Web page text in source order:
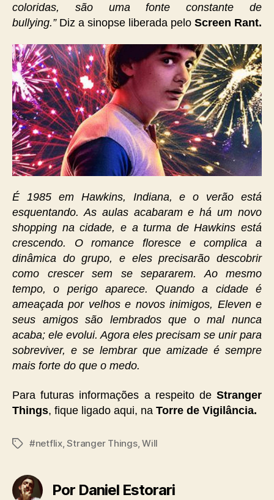
coloridas, são uma fonte constante de
bullying.” Diz a sinopse liberada pelo Screen Rant.
É 1985 em Hawkins, Indiana, e o verão está
esquentando. As aulas acabaram e há um novo
shopping na cidade, e a turma de Hawkins está
crescendo. O romance floresce e complica a
dinâmica do grupo, e eles precisarão descobrir
como crescer sem se separarem. Ao mesmo
tempo, o perigo aparece. Quando a cidade é
ameaçada por velhos e novos inimigos, Eleven e
seus amigos são lembrados que o mal nunca
acaba; ele evolui. Agora eles precisam se unir para
sobreviver, e se lembrar que amizade é sempre
mais forte do que o medo.
Para futuras informações a respeito de Stranger
Things, fique ligado aqui, na Torre de Vigilância.
Tags#netflix,Stranger Things,Will
Por Daniel Estorari